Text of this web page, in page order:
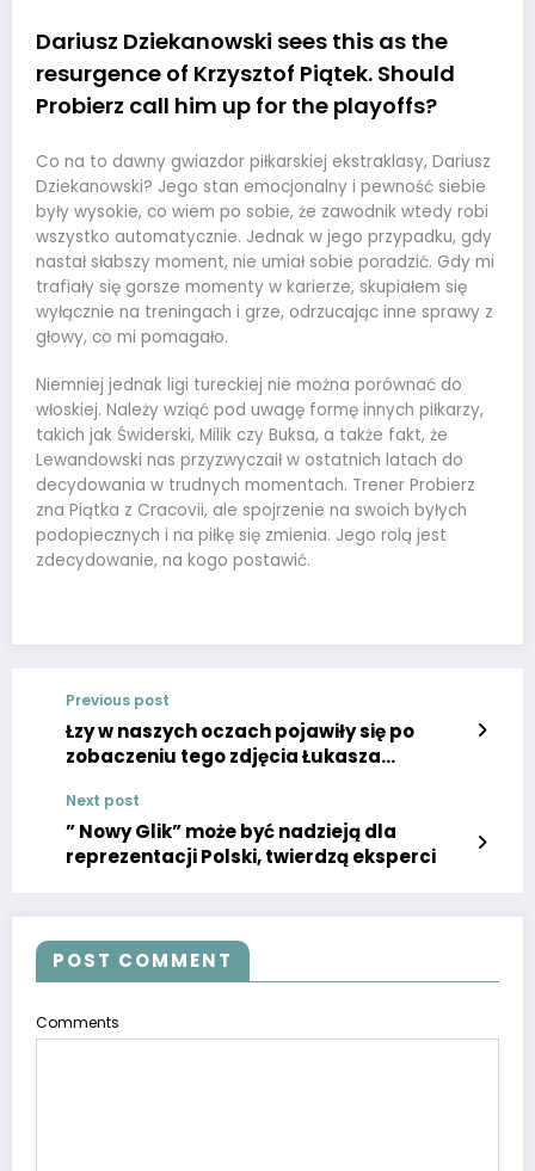
Dariusz Dziekanowski sees this as the
resurgence of Krzysztof Piątek. Should
Probierz call him up for the playoffs?
Co na to dawny gwiazdor piłkarskiej ekstraklasy, Dariusz
Dziekanowski? Jego stan emocjonalny i pewność siebie
były wysokie, co wiem po sobie, że zawodnik wtedy robi
wszystko automatycznie. Jednak w jego przypadku, gdy
nastał słabszy moment, nie umiał sobie poradzić. Gdy mi
trafiały się gorsze momenty w karierze, skupiałem się
wyłącznie na treningach i grze, odrzucając inne sprawy z
głowy, co mi pomagało.
Niemniej jednak ligi tureckiej nie można porównać do
włoskiej. Należy wziąć pod uwagę formę innych piłkarzy,
takich jak Świderski, Milik czy Buksa, a także fakt, że
Lewandowski nas przyzwyczaił w ostatnich latach do
decydowania w trudnych momentach. Trener Probierz
zna Piątka z Cracovii, ale spojrzenie na swoich byłych
podopiecznych i na piłkę się zmienia. Jego rolą jest
zdecydowanie, na kogo postawić.
Previous post
Łzy w naszych oczach pojawiły się po
zobaczeniu tego zdjęcia Łukasza
zadedykował to zwycięstwo córce,
smutne informacje
Next post
” Nowy Glik” może być nadzieją dla
reprezentacji Polski, twierdzą eksperci
POST COMMENT
Comments